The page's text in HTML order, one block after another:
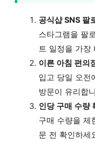
공식샵 SNS 팔
스타그램을 팔
트 일정을 가장
이른 아침 편의
입고 당일 오전
방문이 유리합
인당 구매 수량
구매 수량을 제
문 전 확인하세